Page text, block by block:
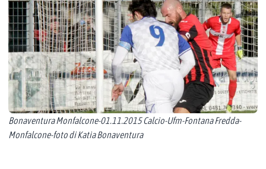
Bonaventura Monfalcone-01.11.2015 Calcio-Ufm-Fontana Fredda-
Monfalcone-foto di Katia Bonaventura